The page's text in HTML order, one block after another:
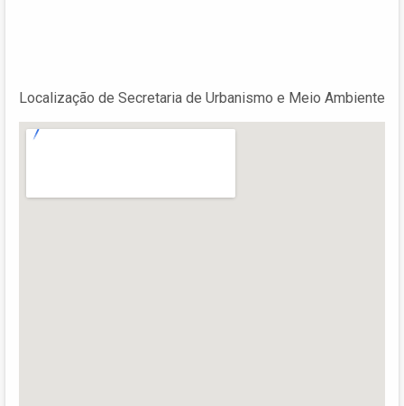
Localização de Secretaria de Urbanismo e Meio Ambiente